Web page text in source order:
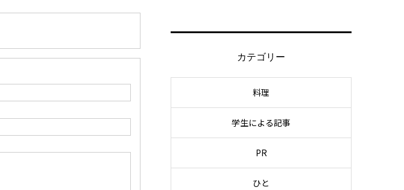
カテゴリー
料理
学生による記事
PR
ひと